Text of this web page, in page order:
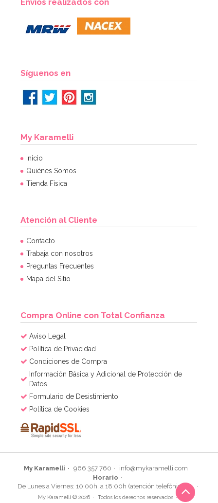
7,95€
Kit de troqueladoras, tijeras y estampadores para
Sugarcraft
AÑADIR
Molde Great Impressions Shoes 2
Síguenos en
My Karamelli
Inicio
Quiénes Somos
Tienda Física
Atención al Cliente
Contacto
Trabaja con nosotros
Preguntas Frecuentes
Mapa del Sitio
Compra Online con Total Confianza
Aviso Legal
Política de Privacidad
Condiciones de Compra
Información Básica y Adicional de Protección de
Datos
Formulario de Desistimiento
Política de Cookies
My Karamelli 966 357 760
info@mykaramelli.com
Horario
De Lunes a Viernes: 10:00h. a 18:00h (atención telefónica)
My Karamelli © 2026 Todos los derechos reservados